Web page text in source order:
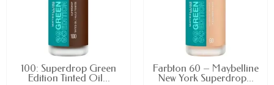
AVAILABLE
100: Superdrop Green
Edition Tinted Oil...
AVAILABLE
Farbton 60 – Maybelline
New York Superdrop...